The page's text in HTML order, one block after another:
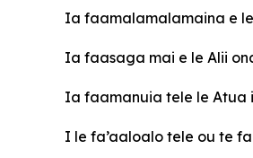
Ia faamalamalamaina e
Ia faasaga mai e le Alii
Ia faamanuia tele le Atua
I le fa’aaloalo tele ou te